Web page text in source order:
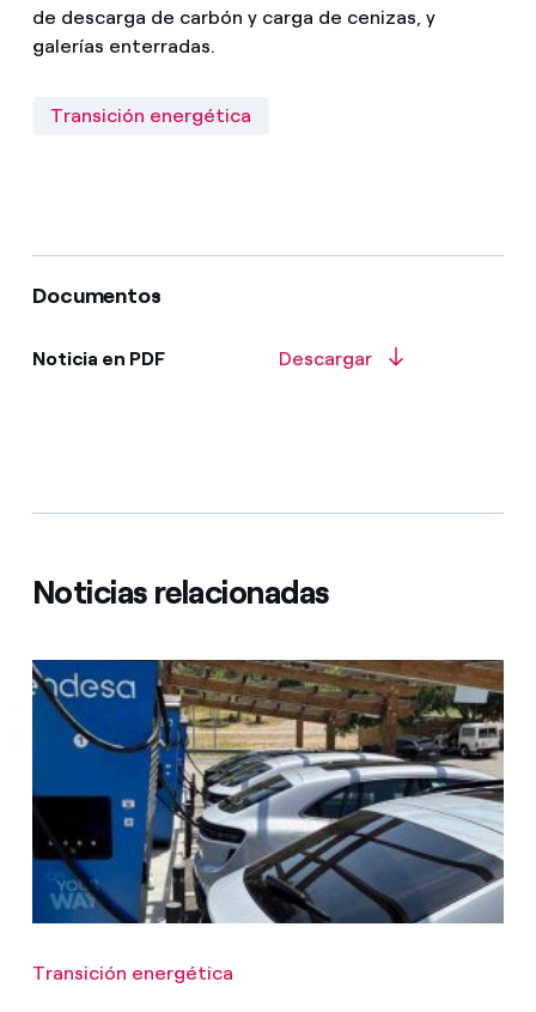
de descarga de carbón y carga de cenizas, y
galerías enterradas.
Transición energética
Documentos
Noticia en PDF Descargar
Noticias relacionadas
Transición energética